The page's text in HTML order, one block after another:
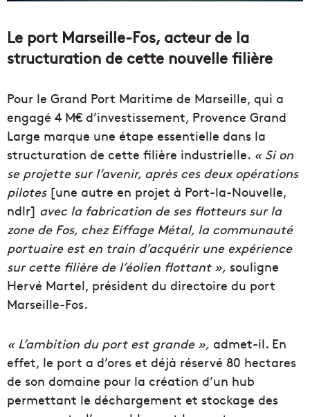
Le port Marseille-Fos, acteur de la
structuration de cette nouvelle filière
Pour le Grand Port Maritime de Marseille, qui a
engagé 4 M€ d’investissement, Provence Grand
Large marque une étape essentielle dans la
structuration de cette filière industrielle. « Si on
se projette sur l’avenir, après ces deux opérations
pilotes[une autre en projet à Port-la-Nouvelle,
ndlr] avec la fabrication de ses flotteurs sur la
zone de Fos, chez Eiffage Métal, la communauté
portuaire est en train d’acquérir une expérience
sur cette filière de l’éolien flottant », souligne
Hervé Martel, président du directoire du port
Marseille-Fos.
« L’ambition du port est grande », admet-il. En
effet, le port a d’ores et déjà réservé 80 hectares
de son domaine pour la création d’un hub
permettant le déchargement et stockage des